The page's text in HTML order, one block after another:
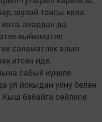
шулай тоясы килә.
анардан да
кыйммәтле
сәламәтлек алып
итсен иде.
сабый күңеле
ул йокыдан уяну белән
Кыш бабайга сөйлисе